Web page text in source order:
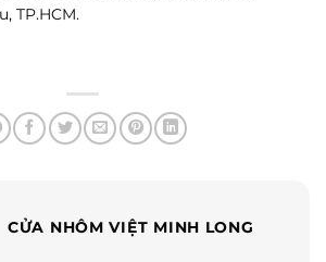
TP.HCM.
CỬA NHÔM VIỆT MINH LONG